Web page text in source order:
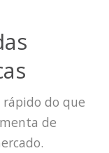
rápido do que
de